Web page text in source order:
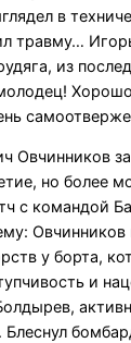
в
травму…
из
Овчинников
но более
с командой
у борта,
и
Блеснул